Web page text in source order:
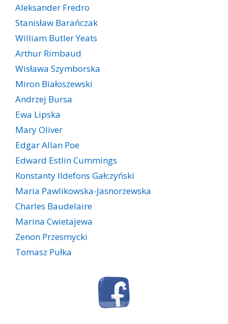
Aleksander Fredro
Stanisław Barańczak
William Butler Yeats
Arthur Rimbaud
Wisława Szymborska
Miron Białoszewski
Andrzej Bursa
Ewa Lipska
Mary Oliver
Edgar Allan Poe
Edward Estlin Cummings
Konstanty Ildefons Gałczyński
Maria Pawlikowska-Jasnorzewska
Charles Baudelaire
Marina Cwietajewa
Zenon Przesmycki
Tomasz Pułka